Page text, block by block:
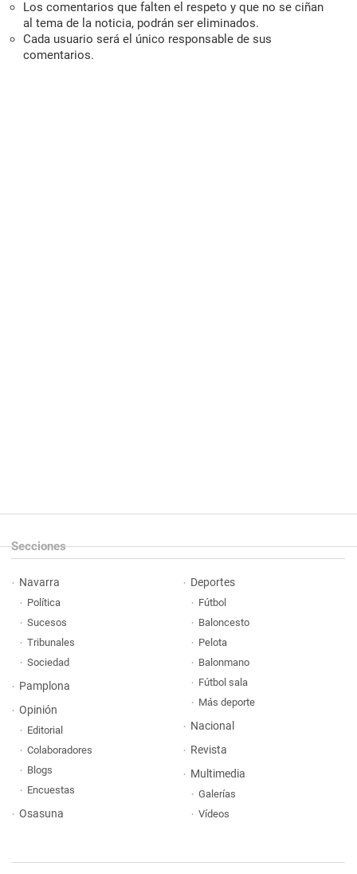
Los comentarios que falten el respeto y que no se ciñan
al tema de la noticia, podrán ser eliminados.
Cada usuario será el único responsable de sus
comentarios.
Secciones
Navarra
Política
Sucesos
Tribunales
Sociedad
Pamplona
Opinión
Editorial
Colaboradores
Blogs
Encuestas
Osasuna
Deportes
Fútbol
Baloncesto
Pelota
Balonmano
Fútbol sala
Más deporte
Nacional
Revista
Multimedia
Galerías
Vídeos